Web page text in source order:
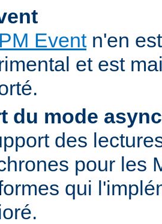
Eventn'en
et est
du mode
des
pour les
qui